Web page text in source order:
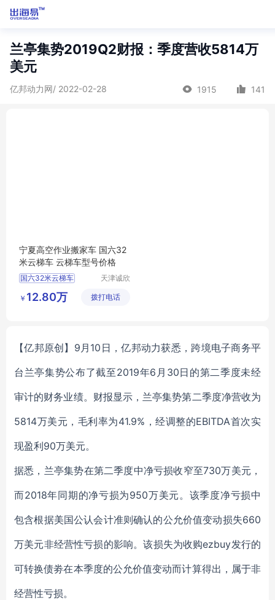
兰亭集势2019Q2财报：季度营收5814万
美元
亿邦动力网/ 2022-02-28 1915 141
宁夏高空作业搬家车 国六32
米云梯车 云梯车型号价格
国六32米云梯车
云梯车型号价格
天津诚欣
有限公司
￥ 12.80万 拨打电话
【亿邦原创】9月10日，亿邦动力获悉，跨境电子商务平
台兰亭集势公布了截至2019年6月30日的第二季度未经
审计的财务业绩。财报显示，兰亭集势第二季度净营收为
5814万美元，毛利率为41.9%，经调整的EBITDA首次实
现盈利90万美元。
据悉，兰亭集势在第二季度中净亏损收窄至730万美元，
而2018年同期的净亏损为950万美元。该季度净亏损中
包含根据美国公认会计准则确认的公允价值变动损失660
万美元非经营性亏损的影响。该损失为收购ezbuy发行的
可转换债劵在本季度的公允价值变动而计算得出，属于非
经营性亏损。